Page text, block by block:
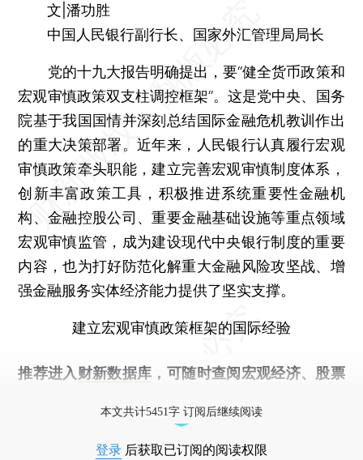
文|潘功胜
中国人民银行副行长、国家外汇管理局局长
党的十九大报告明确提出，要“健全货币政策和
宏观审慎政策双支柱调控框架”。这是党中央、国务
院基于我国国情并深刻总结国际金融危机教训作出
的重大决策部署。近年来，人民银行认真履行宏观
审慎政策牵头职能，建立完善宏观审慎制度体系，
创新丰富政策工具，积极推进系统重要性金融机
构、金融控股公司、重要金融基础设施等重点领域
宏观审慎监管，成为建设现代中央银行制度的重要
内容，也为打好防范化解重大金融风险攻坚战、增
强金融服务实体经济能力提供了坚实支撑。
建立宏观审慎政策框架的国际经验
推荐进入 财新数据库 ，可随时查阅宏观经济、股票
本文共计5451字 订阅后继续阅读
登录 后获取已订阅的阅读权限